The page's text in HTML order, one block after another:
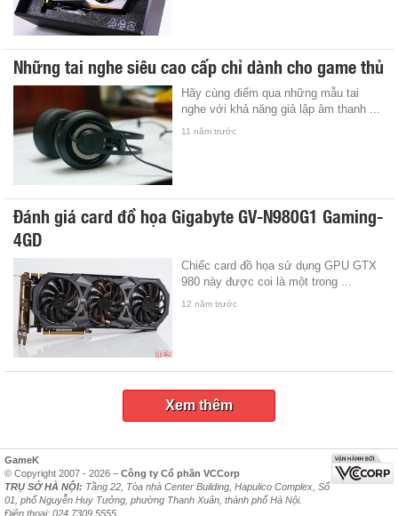
Những tai nghe siêu cao cấp chỉ dành cho game thủ
Hãy cùng điểm qua những mẫu tai
nghe với khả năng giả lập âm thanh ...
11 năm trước
Đánh giá card đồ họa Gigabyte GV-N980G1 Gaming-
4GD
Chiếc card đồ họa sử dụng GPU GTX
980 này được coi là một trong ...
12 năm trước
Xem thêm
GameK
© Copyright 2007 - 2026 – Công ty Cổ phần VCCorp
TRỤ SỞ HÀ NỘI: Tầng 22, Tòa nhà Center Building, Hapulico Complex, Số
01, phố Nguyễn Huy Tưởng, phường Thanh Xuân, thành phố Hà Nội.
Điện thoại: 024 7309 5555.